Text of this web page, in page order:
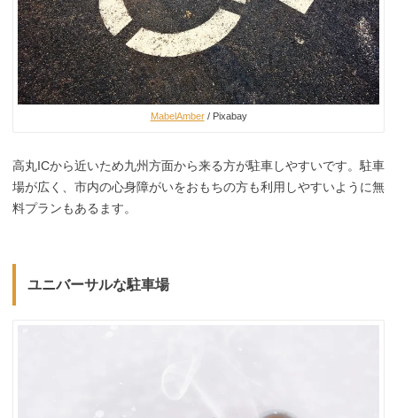
MabelAmber/ Pixabay
高丸ICから近いため九州方面から来る方が駐車しやすいです。駐車
場が広く、市内の心身障がいをおもちの方も利用しやすいように無
料プランもあるます。
ユニバーサルな駐車場